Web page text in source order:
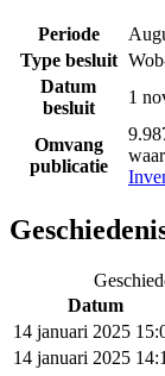
Periode
Type besluit
Datum
besluit
1
Omvang
publicatie
Datum
14 januari 2025
14 januari 2025